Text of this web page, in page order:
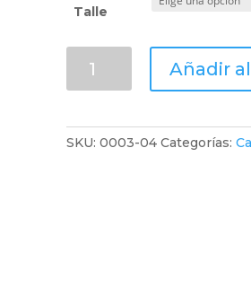
Talle
Parka
Añadir
SKU:0003-04 Categorías: